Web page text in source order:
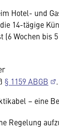
Hotel- und
14-tägige
Wochen bis
§ 1159 ABGB
.
– eine
Regelung